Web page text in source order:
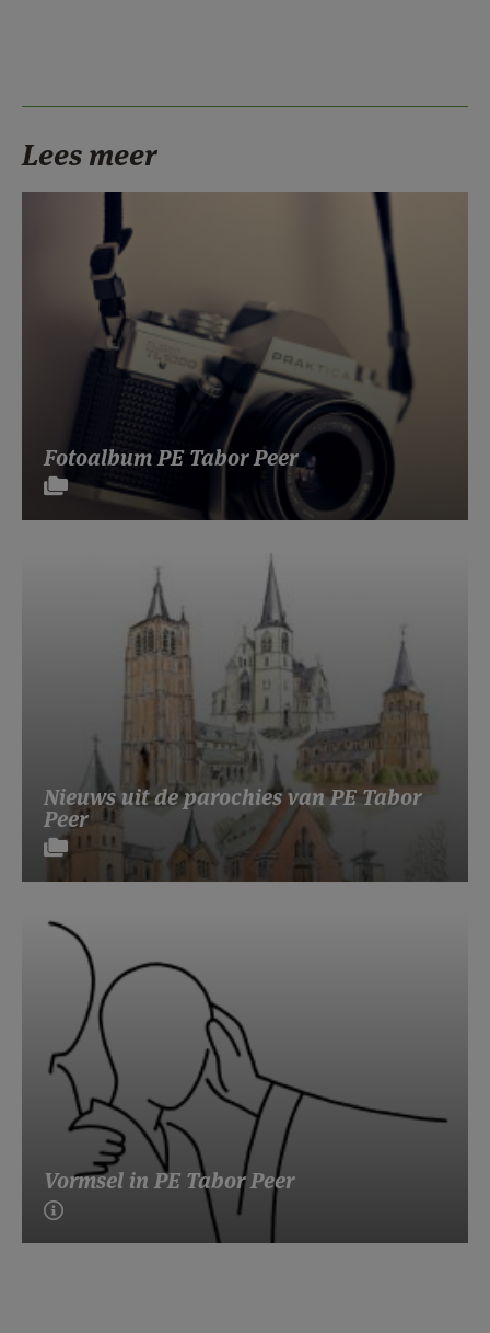
Lees meer
Fotoalbum PE Tabor Peer
Nieuws uit de parochies van PE Tabor
Peer
Vormsel in PE Tabor Peer